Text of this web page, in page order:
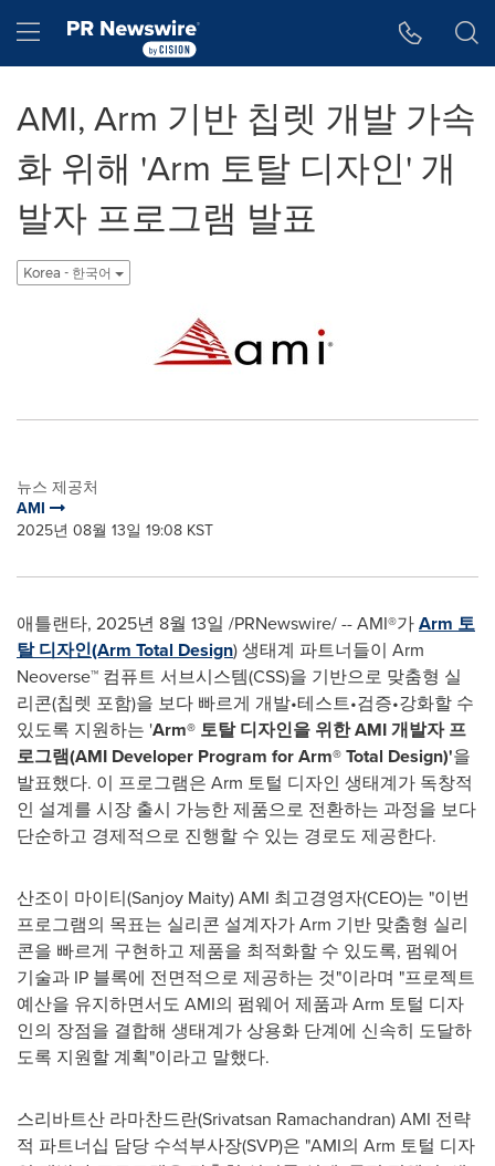
Hamburger menu
AMI, Arm 기반 칩렛 개발 가속
화 위해 'Arm 토탈 디자인' 개
발자 프로그램 발표
Korea - 한국어
뉴스 제공처
AMI
2025년 08월 13일 19:08 KST
애틀랜타, 2025년 8월 13일 /PRNewswire/ -- AMI®가Arm 토
탈 디자인(Arm Total Design) 생태계 파트너들이 Arm
Neoverse™ 컴퓨트 서브시스템(CSS)을 기반으로 맞춤형 실
리콘(칩렛 포함)을 보다 빠르게 개발•테스트•검증•강화할 수
있도록 지원하는 'Arm® 토탈 디자인을 위한 AMI 개발자 프
로그램(AMI Developer Program for Arm® Total Design)'을
발표했다. 이 프로그램은 Arm 토털 디자인 생태계가 독창적
인 설계를 시장 출시 가능한 제품으로 전환하는 과정을 보다
단순하고 경제적으로 진행할 수 있는 경로도 제공한다.
산조이 마이티(Sanjoy Maity) AMI 최고경영자(CEO)는 "이번
프로그램의 목표는 실리콘 설계자가 Arm 기반 맞춤형 실리
콘을 빠르게 구현하고 제품을 최적화할 수 있도록, 펌웨어
기술과 IP 블록에 전면적으로 제공하는 것"이라며 "프로젝트
예산을 유지하면서도 AMI의 펌웨어 제품과 Arm 토털 디자
인의 장점을 결합해 생태계가 상용화 단계에 신속히 도달하
도록 지원할 계획"이라고 말했다.
스리바트산 라마찬드란(Srivatsan Ramachandran) AMI 전략
적 파트너십 담당 수석부사장(SVP)은 "AMI의 Arm 토털 디자